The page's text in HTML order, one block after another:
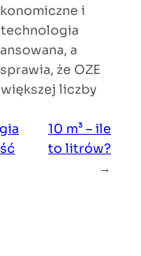
i
technologia
a
że OZE
liczby
10 m³ – ile
to litrów?
→